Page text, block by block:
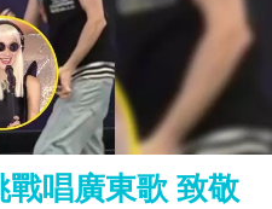
唱廣東歌 致敬